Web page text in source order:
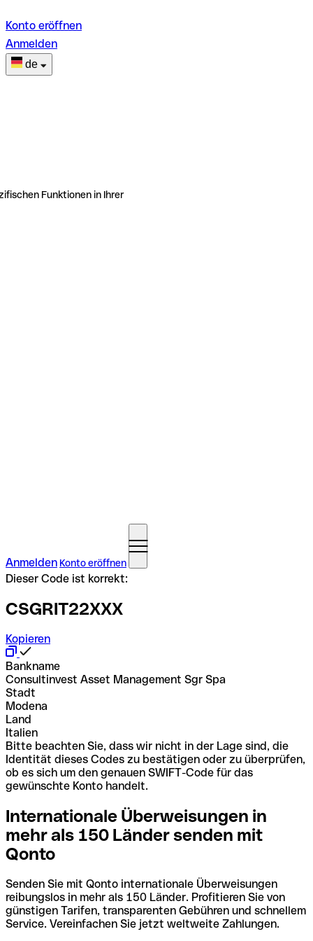
Konto eröffnen
Anmelden
de
Funktionen in Ihrer
Anmelden Konto eröffnen
Dieser Code ist korrekt:
CSGRIT22XXX
Kopieren
Bankname
Consultinvest Asset Management Sgr Spa
Stadt
Modena
Land
Italien
Bitte beachten Sie, dass wir nicht in der Lage sind, die
Identität dieses Codes zu bestätigen oder zu überprüfen,
ob es sich um den genauen SWIFT-Code für das
gewünschte Konto handelt.
Internationale Überweisungen in
mehr als 150 Länder senden mit
Qonto
Senden Sie mit Qonto internationale Überweisungen
reibungslos in mehr als 150 Länder. Profitieren Sie von
günstigen Tarifen, transparenten Gebühren und schnellem
Service. Vereinfachen Sie jetzt weltweite Zahlungen.